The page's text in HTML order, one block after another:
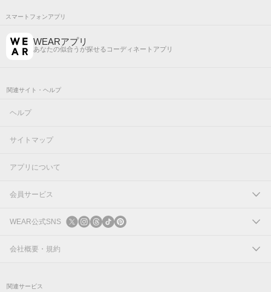
スマートフォンアプリ
WEARアプリ
あなたの似合うが探せるコーディネートアプリ
関連サイト・ヘルプ
ヘルプ
サイトマップ
アプリについて
会員サービス
ログイン
新規会員登録
WEAR公式SNS
X
会社概要・規約
関連サービス